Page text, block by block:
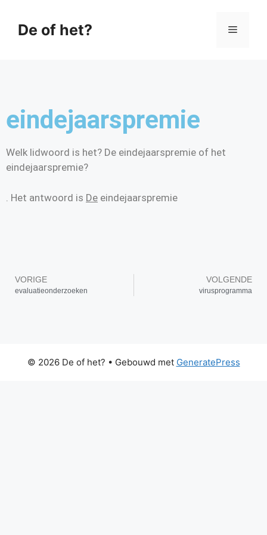
De of het?
eindejaarspremie
Welk lidwoord is het? De eindejaarspremie of het
eindejaarspremie?
. Het antwoord is De eindejaarspremie
VORIGE
evaluatieonderzoeken
VOLGENDE
virusprogramma
© 2026 De of het? • Gebouwd met GeneratePress